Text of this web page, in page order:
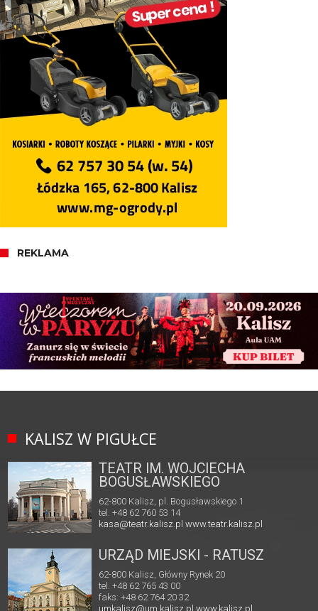
REKLAMA
KALISZ W PIGUŁCE
TEATR IM. WOJCIECHA
BOGUSŁAWSKIEGO
62-800 Kalisz, pl. Bogusławskiego 1
tel. +48 62 760 53 14
kasa@teatr.kalisz.pl www.teatr.kalisz.pl
URZĄD MIEJSKI - RATUSZ
62-800 Kalisz, Główny Rynek 20
tel. +48 62 765 43 00
faks: +48 62 764 20 32
umkalisz@um.kalisz.plwww.kalisz.pl